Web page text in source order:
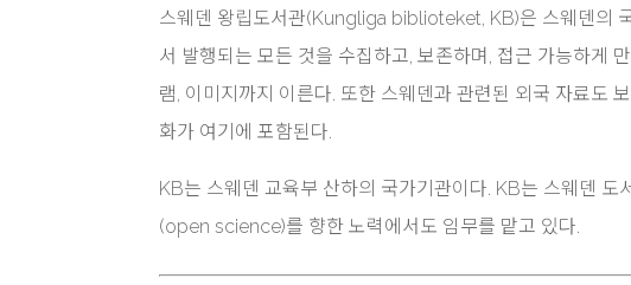
스웨덴 왕립도서관(Kungliga biblioteket, KB)은 스웨덴의
서 발행되는 모든 것을 수집하고, 보존하며, 접근 가능하게
램, 이미지까지 이른다. 또한 스웨덴과 관련된 외국 자료도
화가 여기에 포함된다.
KB는 스웨덴 교육부 산하의 국가기관이다. KB는 스웨덴
(open science)를 향한 노력에서도 임무를 맡고 있다.